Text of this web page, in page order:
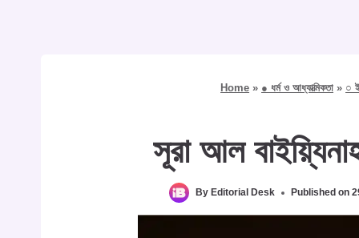
Home » ● ধর্ম ও আধ্যাত্মিকতা » ○
সূরা আল
By Editorial Desk Published on